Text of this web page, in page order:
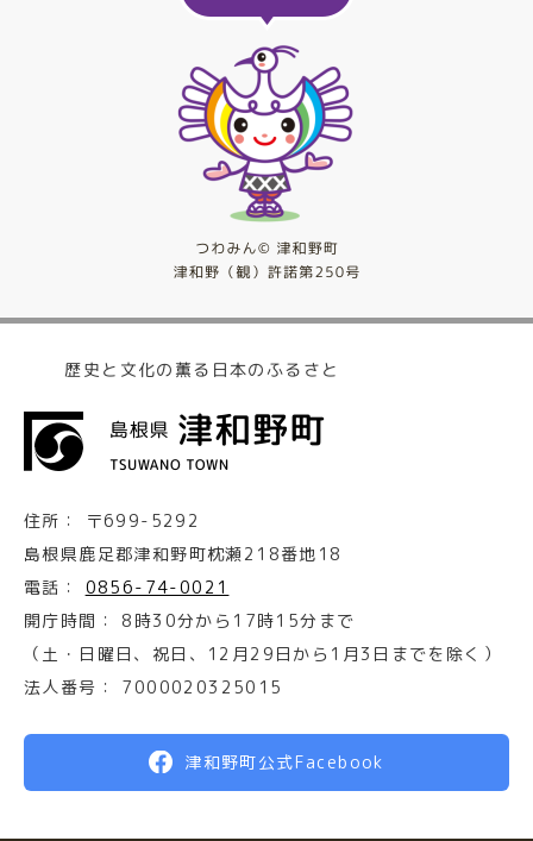
歴史と文化の薫る日本のふるさと
住所：
〒699-5292
島根県鹿足郡津和野町枕瀬218番地18
電話：
0856-74-0021
開庁時間：
8時30分から17時15分まで
（土・日曜日、祝日、12月29日から1月3日までを除く）
法人番号：
7000020325015
津和野町公式Facebook